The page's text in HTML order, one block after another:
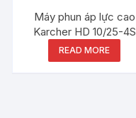
Máy phun áp lực cao
Karcher HD 10/25-4S
READ MORE